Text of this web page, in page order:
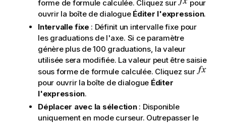
forme de formule calculée. Cliquez sur
pour
ouvrir la boîte de dialogue Éditer l'expression.
Intervalle fixe : Définit un intervalle fixe pour
les graduations de l'axe. Si ce paramètre
génère plus de 100 graduations, la valeur
utilisée sera modifiée. La valeur peut être saisie
sous forme de formule calculée. Cliquez sur
pour ouvrir la boîte de dialogue Éditer
l'expression.
Déplacer avec la sélection: Disponible
uniquement en mode curseur. Outrepasser le